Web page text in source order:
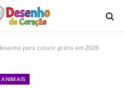
para colorir grátis em 2026
ANIMAIS